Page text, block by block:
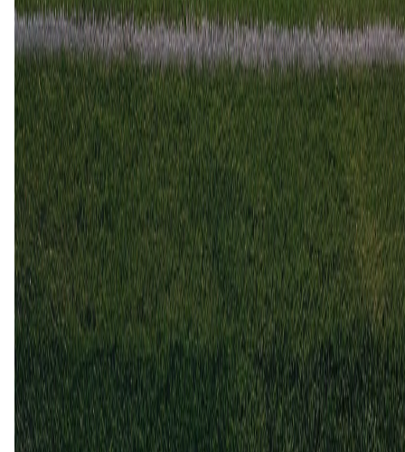
Raufoss
Stabaek
0 2
16 mei 2026
Stabaek
Raufoss
12
21 sep 2025
Stabaek
Raufoss
3 0
24 mei2025
Raufoss
Stabaek
1 0
16 sep2024